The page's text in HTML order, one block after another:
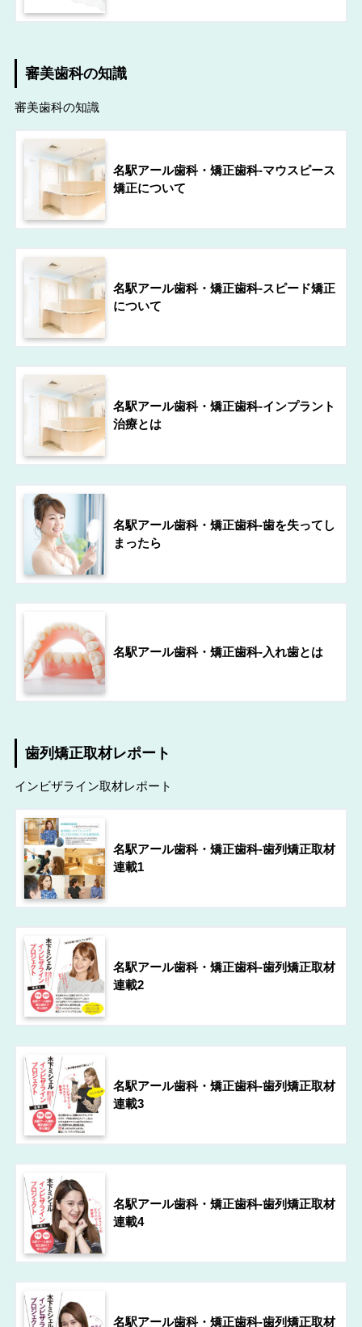
審美歯科の知識
審美歯科の知識
名駅アール歯科・矯正歯科-マウスピース
矯正について
名駅アール歯科・矯正歯科-スピード矯正
について
名駅アール歯科・矯正歯科-インプラント
治療とは
名駅アール歯科・矯正歯科-歯を失ってし
まったら
名駅アール歯科・矯正歯科-入れ歯とは
歯列矯正取材レポート
インビザライン取材レポート
名駅アール歯科・矯正歯科-歯列矯正取材
連載1
名駅アール歯科・矯正歯科-歯列矯正取材
連載2
名駅アール歯科・矯正歯科-歯列矯正取材
連載3
名駅アール歯科・矯正歯科-歯列矯正取材
連載4
名駅アール歯科・矯正歯科-歯列矯正取材